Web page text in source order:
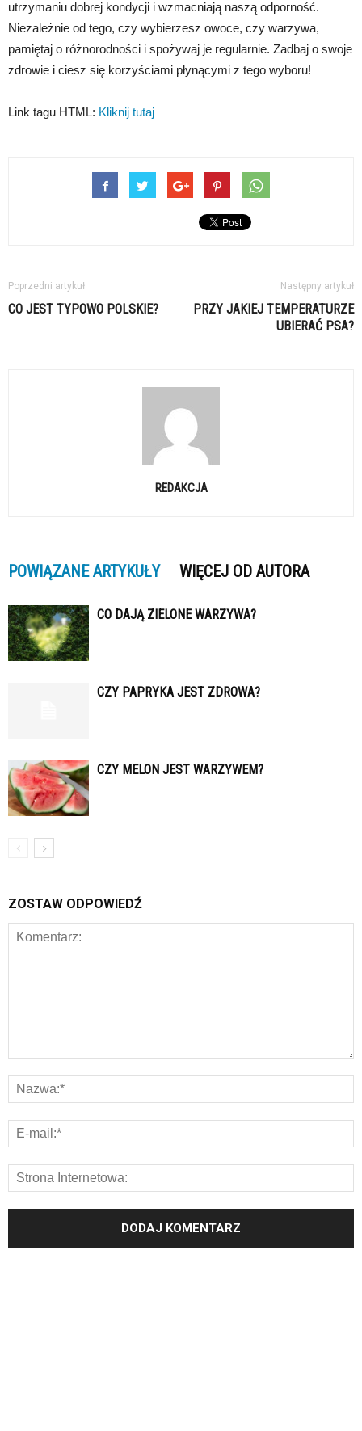
utrzymaniu dobrej kondycji i wzmacniają naszą odporność.
Niezależnie od tego, czy wybierzesz owoce, czy warzywa,
pamiętaj o różnorodności i spożywaj je regularnie. Zadbaj o swoje
zdrowie i ciesz się korzyściami płynącymi z tego wyboru!
Link tagu HTML: Kliknij tutaj
Poprzedni artykuł
CO JEST TYPOWO POLSKIE?
Następny artykuł
PRZY JAKIEJ TEMPERATURZE
UBIERAĆ PSA?
REDAKCJA
POWIĄZANE ARTYKUŁY WIĘCEJ OD AUTORA
CO DAJĄ ZIELONE WARZYWA?
CZY PAPRYKA JEST ZDROWA?
CZY MELON JEST WARZYWEM?
ZOSTAW ODPOWIEDŹ